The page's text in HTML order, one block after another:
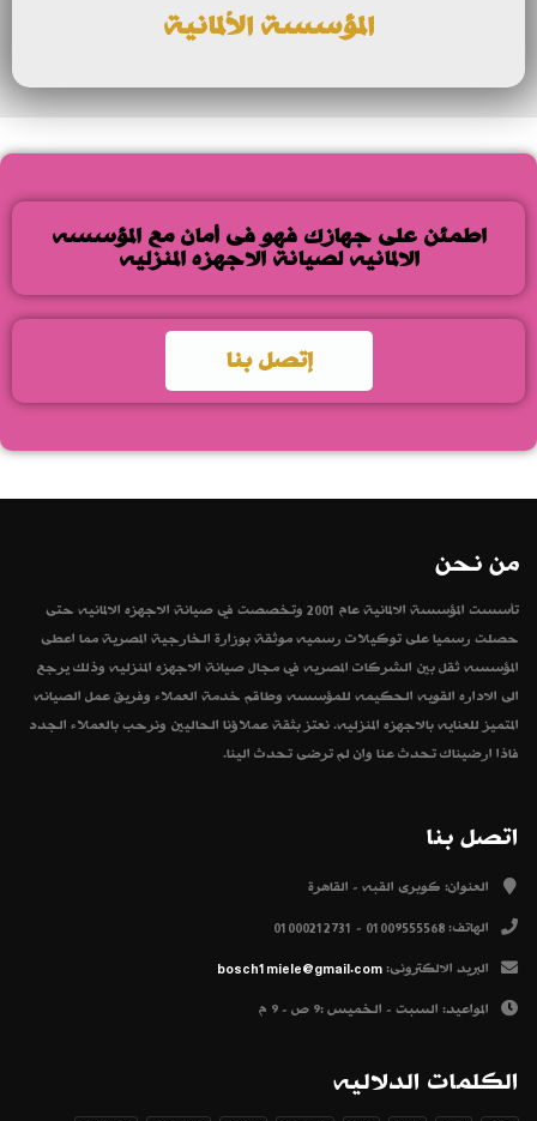
المؤسسة الألمانية
اطمئن على جهازك فهو فى أمان مع المؤسسه
الالمانيه لصيانة الاجهزه المنزليه
إتصل بنا
من نحن
تأسست المؤسسة الالمانية عام 2001 وتخصصت في صيانة الاجهزه الالمانيه حتى
حصلت رسميا على توكيلات رسميه موثقة بوزارة الخارجية المصرية مما اعطى
المؤسسه ثقل بين الشركات المصريه في مجال صيانة الاجهزه المنزليه وذلك يرجع
الى الاداره القويه الحكيمه للمؤسسه وطاقم خدمة العملاء وفريق عمل الصيانه
المتميز للعنايه بالاجهزه المنزليه. نعتز بثقة عملاؤنا الحاليين ونرحب بالعملاء الجدد
فاذا ارضيناك تحدث عنا وان لم ترضى تحدث الينا.
اتصل بنا
العنوان: كوبرى القبه - القاهرة
الهاتف: 01009555568 - 01000212731
البريد الالكترونى: bosch1miele@gmail.com
المواعيد: السبت - الخميس :9 ص - 9 م
الكلمات الدلاليه